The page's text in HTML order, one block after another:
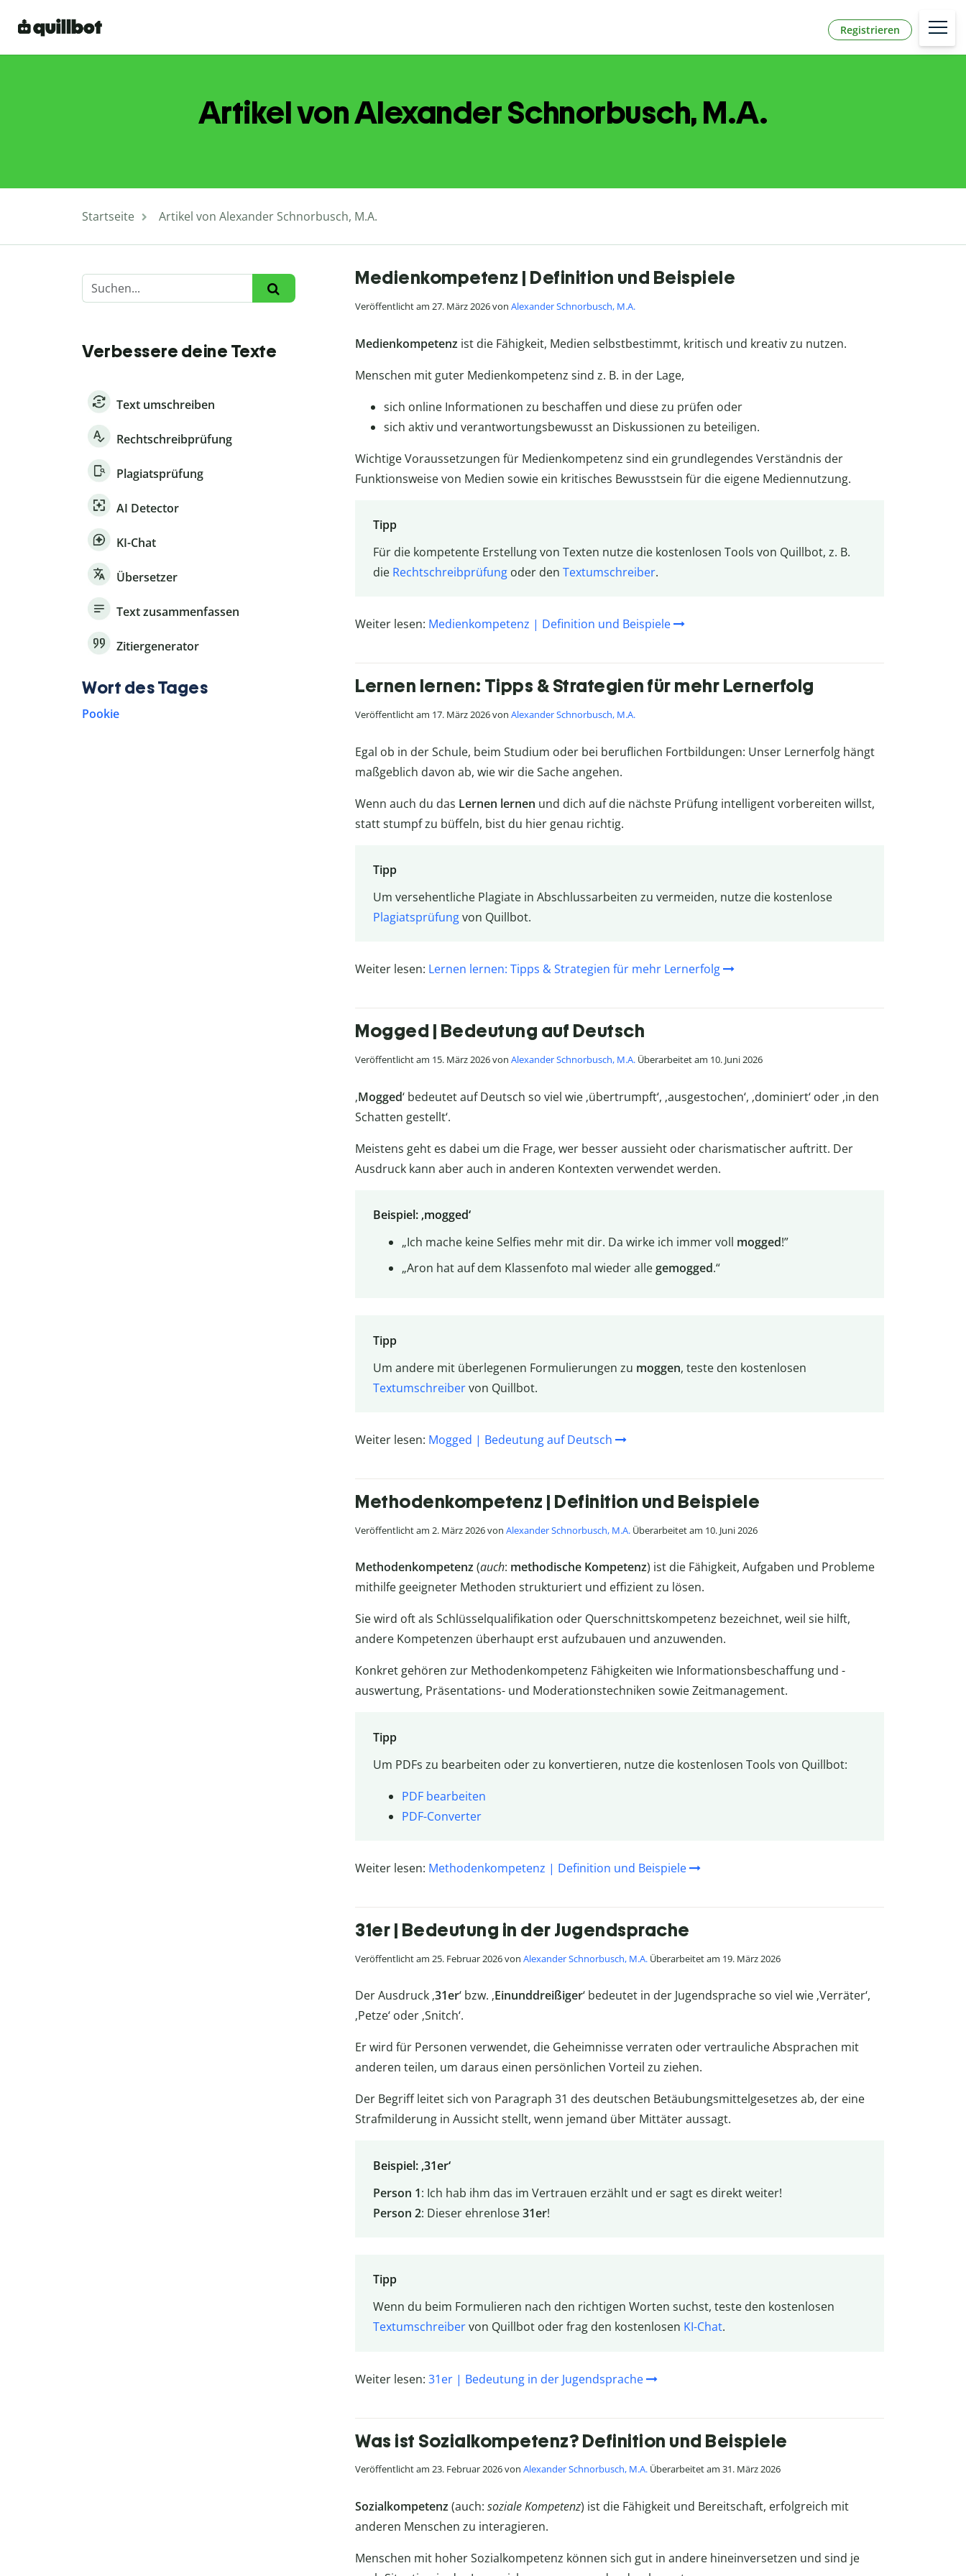
Registrieren
Artikel von Alexander Schnorbusch, M.A.
Startseite Artikel von Alexander Schnorbusch, M.A.
Medienkompetenz | Definition und Beispiele
Veröffentlicht am 27. März 2026 von Alexander Schnorbusch, M.A.
Medienkompetenz ist die Fähigkeit, Medien selbstbestimmt, kritisch und kreativ zu nutzen.
Menschen mit guter Medienkompetenz sind z. B. in der Lage,
sich online Informationen zu beschaffen und diese zu prüfen oder
sich aktiv und verantwortungsbewusst an Diskussionen zu beteiligen.
Wichtige Voraussetzungen für Medienkompetenz sind ein grundlegendes Verständnis der
Funktionsweise von Medien sowie ein kritisches Bewusstsein für die eigene Mediennutzung.
Tipp
Für die kompetente Erstellung von Texten nutze die kostenlosen Tools von Quillbot, z. B.
die Rechtschreibprüfungoder den Textumschreiber.
Weiter lesen: Medienkompetenz | Definition und Beispiele
Lernen lernen: Tipps & Strategien für mehr Lernerfolg
Veröffentlicht am 17. März 2026 von Alexander Schnorbusch, M.A.
Egal ob in der Schule, beim Studium oder bei beruflichen Fortbildungen: Unser Lernerfolg hängt
maßgeblich davon ab, wie wir die Sache angehen.
Wenn auch du das Lernen lernen und dich auf die nächste Prüfung intelligent vorbereiten willst,
statt stumpf zu büffeln, bist du hier genau richtig.
Tipp
Um versehentliche Plagiate in Abschlussarbeiten zu vermeiden, nutze die kostenlose
Plagiatsprüfungvon Quillbot.
Weiter lesen: Lernen lernen: Tipps & Strategien für mehr Lernerfolg
Mogged | Bedeutung auf Deutsch
Veröffentlicht am 15. März 2026 von Alexander Schnorbusch, M.A. Überarbeitet am 10. Juni 2026
‚Mogged‘ bedeutet auf Deutsch so viel wie ‚übertrumpft‘, ‚ausgestochen‘, ‚dominiert‘ oder ‚in den
Schatten gestellt‘.
Meistens geht es dabei um die Frage, wer besser aussieht oder charismatischer auftritt. Der
Ausdruck kann aber auch in anderen Kontexten verwendet werden.
Beispiel: ‚mogged‘
„Ich mache keine Selfies mehr mit dir. Da wirke ich immer voll mogged!”
„Aron hat auf dem Klassenfoto mal wieder allegemogged.“
Tipp
Um andere mit überlegenen Formulierungen zu moggen, teste den kostenlosen
Textumschreibervon Quillbot.
Weiter lesen: Mogged | Bedeutung auf Deutsch
Methodenkompetenz | Definition und Beispiele
Veröffentlicht am 2. März 2026 von Alexander Schnorbusch, M.A. Überarbeitet am 10. Juni 2026
Methodenkompetenz(auch: methodische Kompetenz) ist die Fähigkeit, Aufgaben und Probleme
mithilfe geeigneter Methoden strukturiert und effizient zu lösen.
Sie wird oft als Schlüsselqualifikation oder Querschnittskompetenz bezeichnet, weil sie hilft,
andere Kompetenzen überhaupt erst aufzubauen und anzuwenden.
Konkret gehören zur Methodenkompetenz Fähigkeiten wie Informationsbeschaffung und -
auswertung, Präsentations- und Moderationstechniken sowie Zeitmanagement.
Tipp
Um PDFs zu bearbeiten oder zu konvertieren, nutze die kostenlosen Tools von Quillbot:
PDF bearbeiten
PDF-Converter
Weiter lesen: Methodenkompetenz | Definition und Beispiele
31er | Bedeutung in der Jugendsprache
Veröffentlicht am 25. Februar 2026 von Alexander Schnorbusch, M.A. Überarbeitet am 19. März 2026
Der Ausdruck ‚31er‘ bzw. ‚Einunddreißiger‘ bedeutet in der Jugendsprache so viel wie ‚Verräter‘,
‚Petze‘ oder ‚Snitch‘.
Er wird für Personen verwendet, die Geheimnisse verraten oder vertrauliche Absprachen mit
anderen teilen, um daraus einen persönlichen Vorteil zu ziehen.
Der Begriff leitet sich von Paragraph 31 des deutschen Betäubungsmittelgesetzes ab, der eine
Strafmilderung in Aussicht stellt, wenn jemand über Mittäter aussagt.
Beispiel: ‚31er‘
Person 1: Ich hab ihm das im Vertrauen erzählt und er sagt es direkt weiter!
Person 2: Dieser ehrenlose31er!
Tipp
Wenn du beim Formulieren nach den richtigen Worten suchst, teste den kostenlosen
Textumschreibervon Quillbot oder frag den kostenlosen KI-Chat.
Weiter lesen: 31er | Bedeutung in der Jugendsprache
Was ist Sozialkompetenz? Definition und Beispiele
Veröffentlicht am 23. Februar 2026 von Alexander Schnorbusch, M.A. Überarbeitet am 31. März 2026
Sozialkompetenz(auch: soziale Kompetenz) ist die Fähigkeit und Bereitschaft, erfolgreich mit
anderen Menschen zu interagieren.
Menschen mit hoher Sozialkompetenz können sich gut in andere hineinversetzen und sind je
Verbessere deine Texte
Text umschreiben
Rechtschreibprüfung
Plagiatsprüfung
AI Detector
KI-Chat
Übersetzer
Text zusammenfassen
Zitiergenerator
Wort des Tages
Pookie